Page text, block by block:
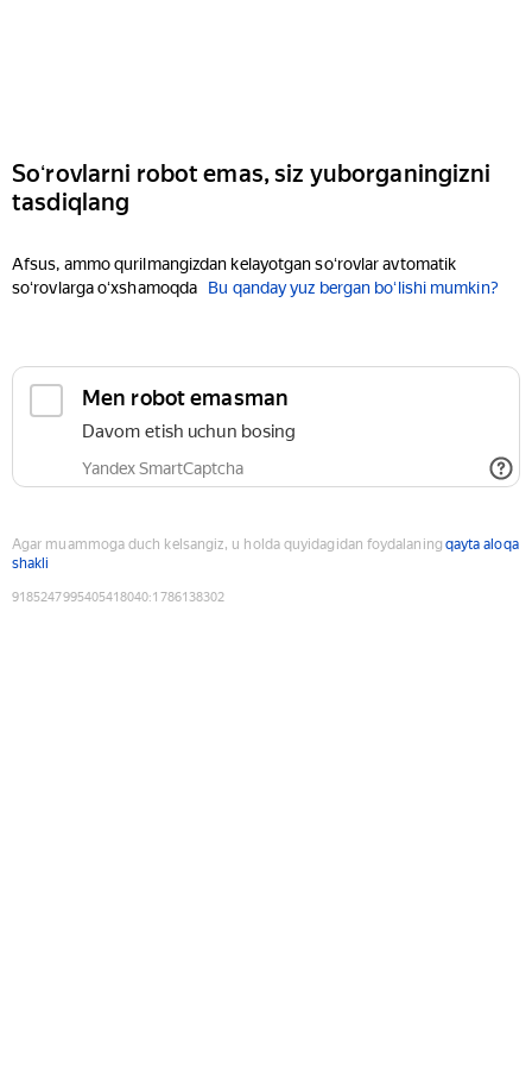
Soʻrovlarni robot emas, siz yuborganingizni
tasdiqlang
Afsus, ammo qurilmangizdan kelayotgan soʻrovlar avtomatik
soʻrovlarga oʻxshamoqda
Bu qanday yuz bergan boʻlishi mumkin?
Men robot emasman
Davom etish uchun bosing
Yandex SmartCaptcha
Agar muammoga duch kelsangiz, u holda quyidagidan foydalaning qayta aloqa
shakli
9185247995405418040:1786138302